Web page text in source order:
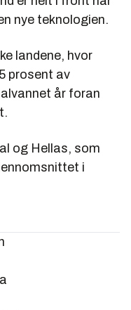
nye teknologien.
landene, hvor
prosent av
år foran
og Hellas, som
i